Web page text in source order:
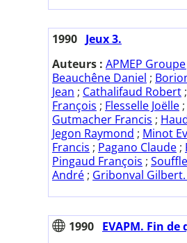
1990 Jeux 3.
Auteurs : APMEP Groupe
Beauchêne Daniel ;
Jean ; Cathalifaud Robert ;
François ; Flesselle Joëlle ;
Gutmacher Francis ;
Jegon Raymond ; Minot
Francis ; Pagano Claude ;
Pingaud François ;
André ; Gribonval
1990 EVAPM. Fin